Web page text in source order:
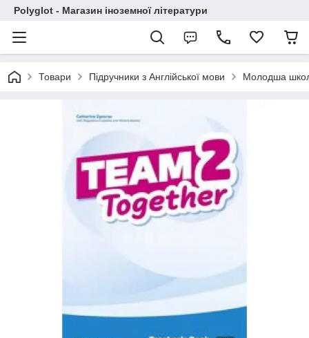
Polyglot - Магазин іноземної літератури
Товари Підручники з Англійської мови Молодша